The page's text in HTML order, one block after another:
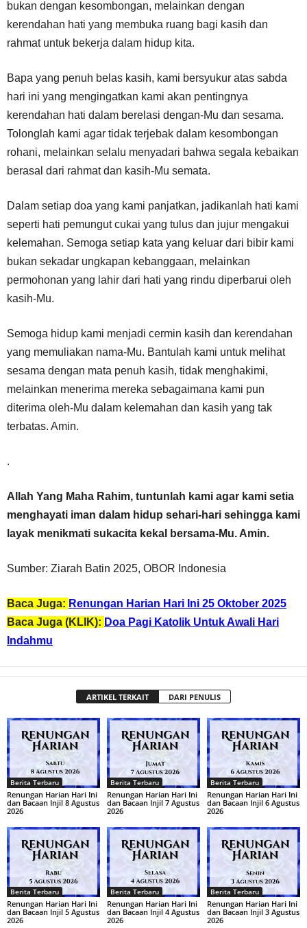
bukan dengan kesombongan, melainkan dengan
kerendahan hati yang membuka ruang bagi kasih dan
rahmat untuk bekerja dalam hidup kita.
Bapa yang penuh belas kasih, kami bersyukur atas sabda
hari ini yang mengingatkan kami akan pentingnya
kerendahan hati dalam berelasi dengan-Mu dan sesama.
Tolonglah kami agar tidak terjebak dalam kesombongan
rohani, melainkan selalu menyadari bahwa segala kebaikan
berasal dari rahmat dan kasih-Mu semata.
Dalam setiap doa yang kami panjatkan, jadikanlah hati kami
seperti hati pemungut cukai yang tulus dan jujur mengakui
kelemahan. Semoga setiap kata yang keluar dari bibir kami
bukan sekadar ungkapan kebanggaan, melainkan
permohonan yang lahir dari hati yang rindu diperbarui oleh
kasih-Mu.
Semoga hidup kami menjadi cermin kasih dan kerendahan
yang memuliakan nama-Mu. Bantulah kami untuk melihat
sesama dengan mata penuh kasih, tidak menghakimi,
melainkan menerima mereka sebagaimana kami pun
diterima oleh-Mu dalam kelemahan dan kasih yang tak
terbatas. Amin.
.
Allah Yang Maha Rahim, tuntunlah kami agar kami setia
menghayati iman dalam hidup sehari-hari sehingga kami
layak menikmati sukacita kekal bersama-Mu. Amin.
Sumber: Ziarah Batin 2025, OBOR Indonesia
Baca Juga: Renungan Harian Hari Ini 25 Oktober 2025
Baca Juga (KLIK): Doa Pagi Katolik Untuk Awali Hari
Indahmu
ARTIKEL TERKAIT DARI PENULIS
Berita Terbaru
Renungan Harian Hari Ini
dan Bacaan Injil 8 Agustus
2026
Berita Terbaru
Renungan Harian Hari Ini
dan Bacaan Injil 7 Agustus
2026
Berita Terbaru
Renungan Harian Hari Ini
dan Bacaan Injil 6 Agustus
2026
Berita Terbaru
Renungan Harian Hari Ini
dan Bacaan Injil 5 Agustus
2026
Berita Terbaru
Renungan Harian Hari Ini
dan Bacaan Injil 4 Agustus
2026
Berita Terbaru
Renungan Harian Hari Ini
dan Bacaan Injil 3 Agustus
2026